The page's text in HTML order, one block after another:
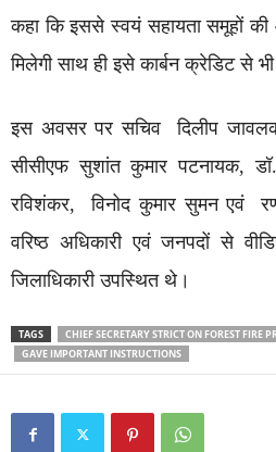
कहा कि इससे स्वयं सहायता समूहों
मिलेगी साथ ही इसे कार्बन क्रेडिट से
इस अवसर पर सचिव दिलीप
सीसीएफ सुशांत कुमार पटनायक,
रविशंकर, विनोद कुमार सुमन एवं
वरिष्ठ अधिकारी एवं जनपदों से
जिलाधिकारी उपस्थित थे।
TAGS
CHIEF SECRETARY STRICT ON FOREST FIRE
GAVE IMPORTANT INSTRUCTIONS